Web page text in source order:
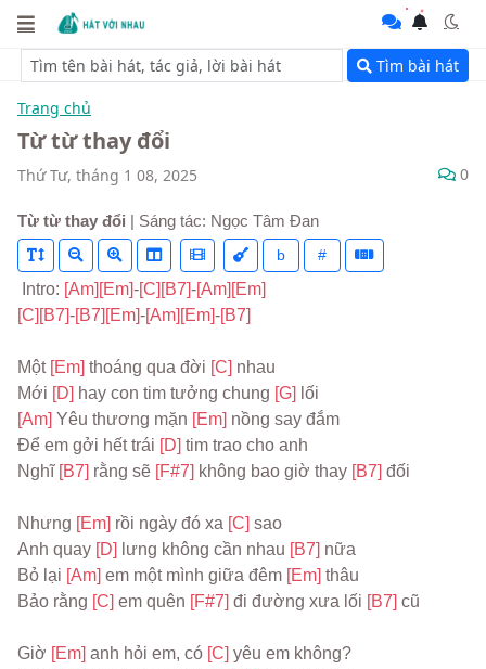
Tìm bài hát
Trang chủ
Từ từ thay đổi
Thứ Tư, tháng 1 08, 2025 0
Từ từ thay đổi | Sáng tác: Ngọc Tâm Đan
b #
Intro: [Am] [Em]-[C] [B7]-[Am] [Em]
[C] [B7]-[B7] [Em]-[Am] [Em]-[B7]
Một [Em] thoáng qua đời [C] nhau
Mới [D] hay con tim tưởng chung [G] lối
[Am] Yêu thương mặn [Em] nồng say đắm
Để em gởi hết trái [D] tim trao cho anh
Nghĩ [B7] rằng sẽ [F#7] không bao giờ thay [B7] đối
Nhưng [Em] rồi ngày đó xa [C] sao
Anh quay [D] lưng không cần nhau [B7] nữa
Bỏ lại [Am] em một mình giữa đêm [Em] thâu
Bảo rằng [C] em quên [F#7] đi đường xưa lối [B7] cũ
Giờ [Em] anh hỏi em, có [C] yêu em không?